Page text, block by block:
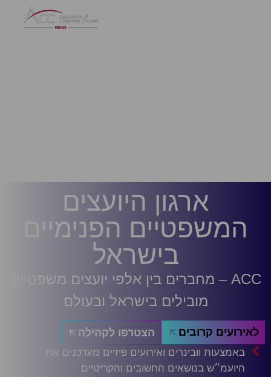
ארגון היועצים
המשפטיים הפנימיים
בישראל
ACC – מחברים בין אלפי יועצים משפטיים
מובילים בישראל ובעולם
לאירועים קרובים הצטרפו לקהילה
באמצעות וובינרים ואירועים פיזיים מעדכנים את
היועמ״ש בנושאים החשובים והקריטיים